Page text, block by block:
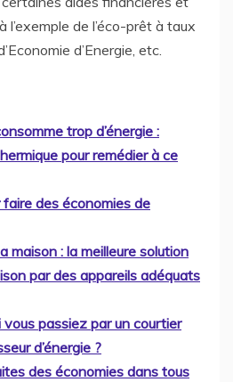
l’exemple de l’éco-prêt à taux
d’Energie, etc.
trop d’énergie :
pour remédier à ce
des économies de
maison : la meilleure solution
par des appareils adéquats
vous passiez par un courtier
d’énergie ?
des économies dans tous